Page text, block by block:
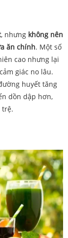
, nhưng không nên
ăn chính. Một số
cao nhưng lại
giác no lâu.
huyết tăng
dồn dập hơn,
trệ.